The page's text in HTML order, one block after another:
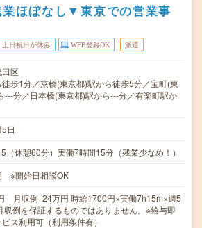
業ほぼなし▼東京での営業事
土日祝日が休み WEB登録OK 派遣
田区
歩1分／京橋(東京都)駅から徒歩5分／宝町(東
---分／日本橋(東京都)駅から---分／有楽町駅か
日
（休憩60分）実働7時間15分（残業少なめ！）
※開始日相談OK
月収例 24万円 時給1700円×実働7h15m×週5
収例を保証するものではありません。※給与即
ス利用可（利用条件有）